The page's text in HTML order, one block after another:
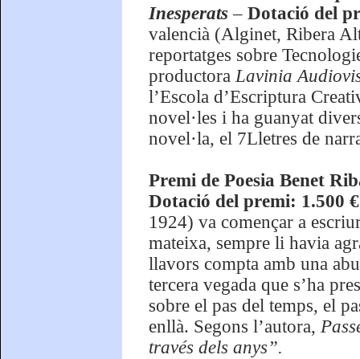
Inesperats– Dotació del
valencià (Alginet, Ribera
reportatges sobre
productoraLavinia
l’Escola d’Escriptura
novel·les i ha guanyat
novel·la, el 7Lletres de
Premi de Poesia Benet
Dotació del premi: 1.500
1924) va començar a
mateixa, sempre li havia
llavors compta amb una
tercera vegada que s’ha
sobre el pas del temps, el
enllà. Segons l’autora,
través dels anys”.